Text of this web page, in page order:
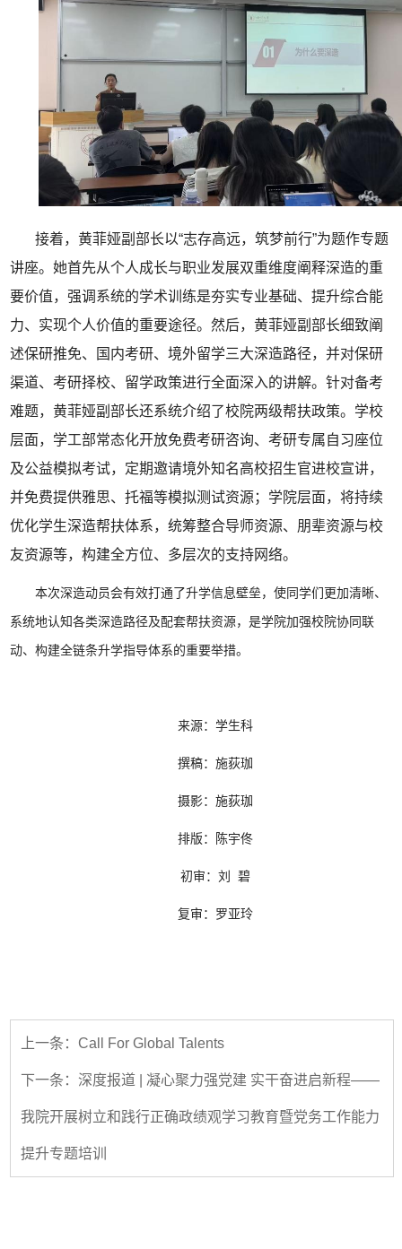
接着，黄菲娅副部长以“志存高远，筑梦前行”为题作专题
讲座。她首先从个人成长与职业发展双重维度阐释深造的重
要价值，强调系统的学术训练是夯实专业基础、提升综合能
力、实现个人价值的重要途径。然后，黄菲娅副部长细致阐
述保研推免、国内考研、境外留学三大深造路径，并对保研
渠道、考研择校、留学政策进行全面深入的讲解。针对备考
难题，黄菲娅副部长还系统介绍了校院两级帮扶政策。学校
层面，学工部常态化开放免费考研咨询、考研专属自习座位
及公益模拟考试，定期邀请境外知名高校招生官进校宣讲，
并免费提供雅思、托福等模拟测试资源；学院层面，将持续
优化学生深造帮扶体系，统筹整合导师资源、朋辈资源与校
友资源等，构建全方位、多层次的支持网络。
本次深造动员会有效打通了升学信息壁垒，使同学们更加清晰、
系统地认知各类深造路径及配套帮扶资源，是学院加强校院协同联
动、构建全链条升学指导体系的重要举措。
来源：学生科
撰稿：施荻珈
摄影：施荻珈
排版：陈宇佟
初审：刘 碧
复审：罗亚玲
上一条：Call For Global Talents
下一条：深度报道 | 凝心聚力强党建 实干奋进启新程——
我院开展树立和践行正确政绩观学习教育暨党务工作能力
提升专题培训